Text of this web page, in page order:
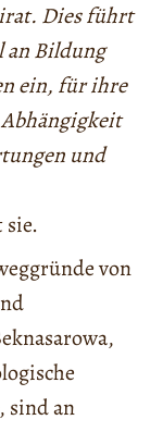
Dies führt
an Bildung
ein, für ihre
und
sie.
von
sind an